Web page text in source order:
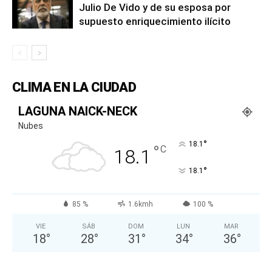
Julio De Vido y de su esposa por
supuesto enriquecimiento ilícito
CLIMA EN LA CIUDAD
LAGUNA NAICK-NECK
Nubes
18.1 °C 18.1 °
18.1 °
85 % 1.6kmh 100 %
VIE
18°
SÁB
28°
DOM
31 °
LUN
34°
MAR
36°